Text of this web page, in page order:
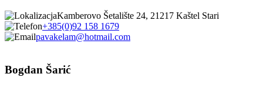
Kamberovo Šetalište 24, 21217 Kaštel Stari
+385(0)92 158 1679
pavakelam@hotmail.com
Bogdan Šarić